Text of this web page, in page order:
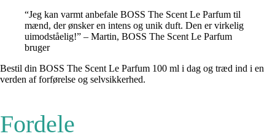
“Jeg kan varmt anbefale BOSS The Scent Le Parfum til
mænd, der ønsker en intens og unik duft. Den er virkelig
uimodståelig!” – Martin, BOSS The Scent Le Parfum
bruger
Bestil din BOSS The Scent Le Parfum 100 ml i dag og træd ind i en
verden af forførelse og selvsikkerhed.
Fordele